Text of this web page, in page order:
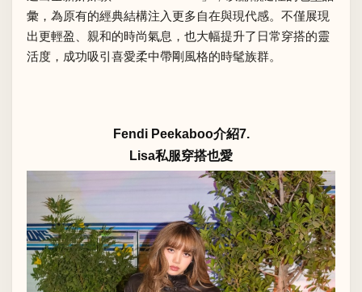
彙，為原有的經典結構注入更多自在與現代感。不僅展現
出更輕盈、親和的時尚氣息，也大幅提升了日常穿搭的靈
活度，成功吸引喜愛柔中帶剛風格的時髦族群。
Fendi Peekaboo介紹7.
Lisa私服穿搭也愛